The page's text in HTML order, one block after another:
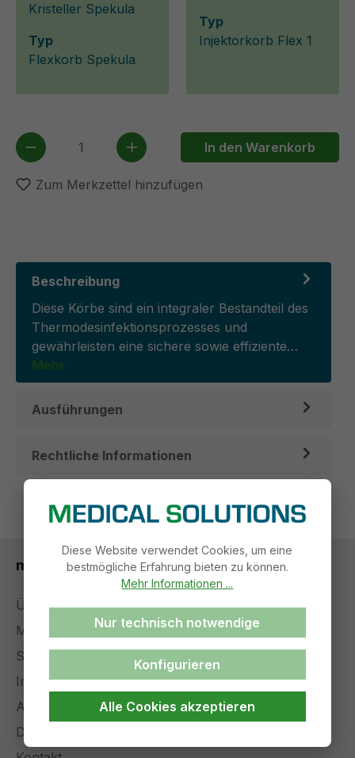
Kristeller Spekula
Typ
Flexkorb Spekula
Typ
Injektorkorb Flex 1
Produkt Anzahl: Gib den gewünschten
In den Warenkorb
Zum Merkzettel hinzufügen
Beschreibung
Diese Körbe sind ein integraler Bestandteil des
Thermodesinfektionsprozesses und
gewährleisten eine sichere sowie effiziente…
Mehr
Ausführungen
Rechtliche Informationen
medical solutions
Über uns
Management
Stellenangebote
Impressum
AGB
Datenschutz
Diese Website verwendet Cookies, um eine
bestmögliche Erfahrung bieten zu können.
Mehr Informationen ...
Nur technisch notwendige
Konfigurieren
Alle Cookies akzeptieren